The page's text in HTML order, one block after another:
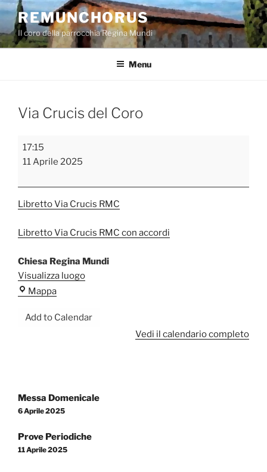
Salta
contenuto
REMUNCHORUS
Il coro della parrocchia Regina Mundi
Menu
Via Crucis del Coro
Via
Crucis
Coro
17:15
11 Aprile 2025
Libretto Via Crucis RMC
Libretto Via Crucis RMC con accordi
Chiesa Regina Mundi
Visualizza luogo
MappaChiesa
Mundi
Add to Calendar
Vedi il calendario completo
articoli
Messa Domenicale
6 Aprile 2025
Prove Periodiche
11 Aprile 2025